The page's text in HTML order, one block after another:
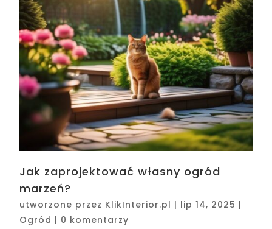
Jak zaprojektować własny ogród
marzeń?
utworzone przez KlikInterior.pl | lip 14, 2025 |
Ogród | 0 komentarzy